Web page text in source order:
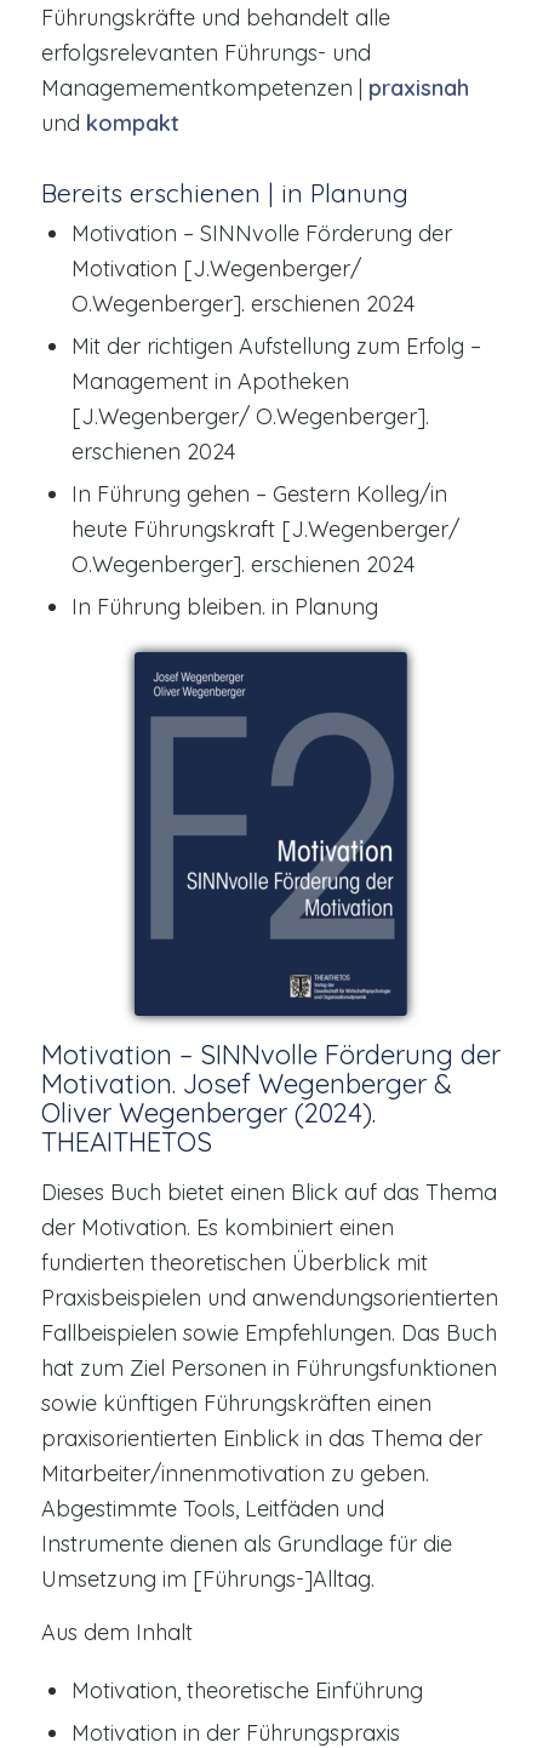
Führungskräfte und behandelt alle
erfolgsrelevanten Führungs- und
Managemementkompetenzen | praxisnah
und kompakt
Bereits erschienen | in Planung
Motivation – SINNvolle Förderung der
Motivation [J.Wegenberger/
O.Wegenberger]. erschienen 2024
Mit der richtigen Aufstellung zum Erfolg –
Management in Apotheken
[J.Wegenberger/ O.Wegenberger].
erschienen 2024
In Führung gehen – Gestern Kolleg/in
heute Führungskraft [J.Wegenberger/
O.Wegenberger]. erschienen 2024
In Führung bleiben. in Planung
Motivation – SINNvolle Förderung der
Motivation. Josef Wegenberger &
Oliver Wegenberger (2024).
THEAITHETOS
Dieses Buch bietet einen Blick auf das Thema
der Motivation. Es kombiniert einen
fundierten theoretischen Überblick mit
Praxisbeispielen und anwendungsorientierten
Fallbeispielen sowie Empfehlungen. Das Buch
hat zum Ziel Personen in Führungsfunktionen
sowie künftigen Führungskräften einen
praxisorientierten Einblick in das Thema der
Mitarbeiter/innenmotivation zu geben.
Abgestimmte Tools, Leitfäden und
Instrumente dienen als Grundlage für die
Umsetzung im [Führungs-]Alltag.
Aus dem Inhalt
Motivation, theoretische Einführung
Motivation in der Führungspraxis